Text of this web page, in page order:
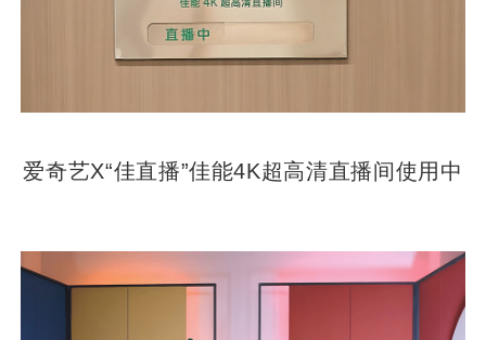
爱奇艺X“佳直播”佳能4K超高清直播间使用中